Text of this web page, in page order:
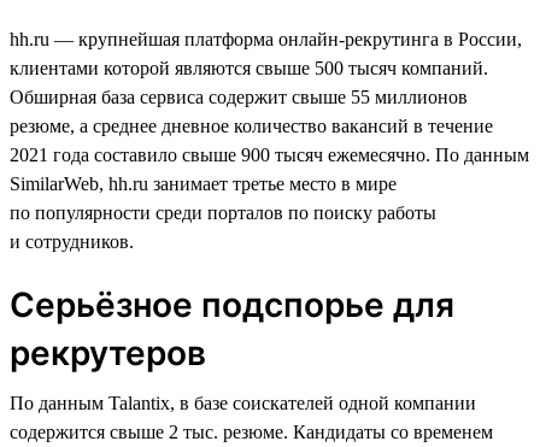
hh.ru — крупнейшая платформа онлайн-рекрутинга в России,
клиентами которой являются свыше 500 тысяч компаний.
Обширная база сервиса содержит свыше 55 миллионов
резюме, а среднее дневное количество вакансий в течение
2021 года составило свыше 900 тысяч ежемесячно. По данным
SimilarWeb, hh.ru занимает третье место в мире
по популярности среди порталов по поиску работы
и сотрудников.
Серьёзное подспорье для
рекрутеров
По данным Talantix, в базе соискателей одной компании
содержится свыше 2 тыс. резюме. Кандидаты со временем